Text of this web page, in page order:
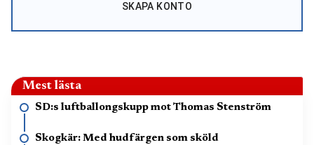
SKAPA KONTO
Mest lästa
SD:s luftballongskupp mot Thomas Stenström
Skogkär: Med hudfärgen som sköld